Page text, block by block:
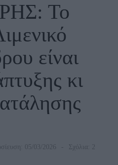
Το
είναι
κι
05/03/2026 Σχόλια: 2